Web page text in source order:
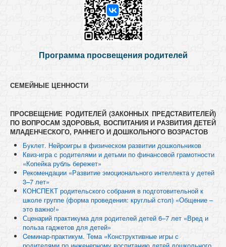
Программа просвещения родителей
СЕМЕЙНЫЕ ЦЕННОСТИ
ПРОСВЕЩЕНИЕ РОДИТЕЛЕЙ (ЗАКОННЫХ ПРЕДСТАВИТЕЛЕЙ)
ПО ВОПРОСАМ ЗДОРОВЬЯ, ВОСПИТАНИЯ И РАЗВИТИЯ ДЕТЕЙ
МЛАДЕНЧЕСКОГО, РАННЕГО И ДОШКОЛЬНОГО ВОЗРАСТОВ
Буклет. Нейроигры в физическом развитии дошкольников
Квиз-игра с родителями и детьми по финансовой грамотности
«Копейка рубль бережет»
Рекомендации «Развитие эмоционального интеллекта у детей
3–7 лет»
КОНСПЕКТ родительского собрания в подготовительной к
школе группе (форма проведения: круглый стол) «Общение –
это важно!»
Сценарий практикума для родителей детей 6–7 лет «Вред и
польза гаджетов для детей»
Cеминар-практикум. Тема «Конструктивные игры с
родителями по инженерному воспитанию детей дошкольного